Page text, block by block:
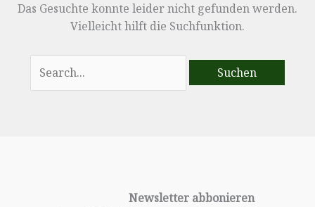
Das Gesuchte konnte leider nicht gefunden werden.
Vielleicht hilft die Suchfunktion.
nach:
Newsletter abbonieren